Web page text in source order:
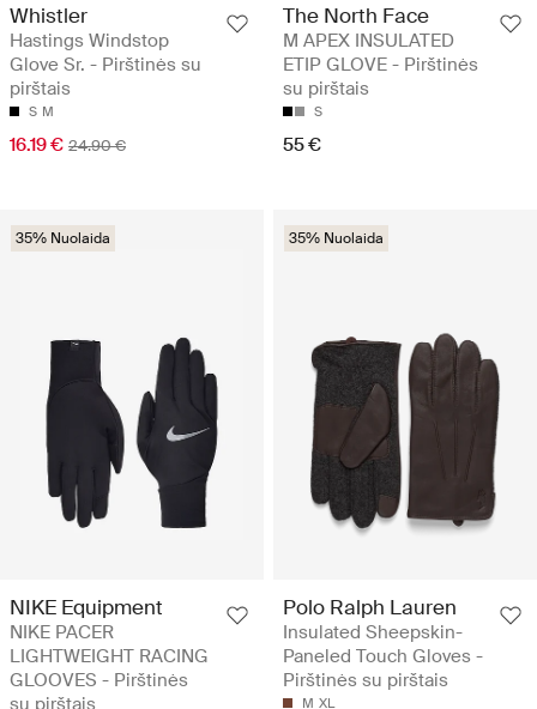
Whistler
Hastings Windstop
Glove Sr. - Pirštinės su
pirštais
S M
16.19 € 24.90 €
The North Face
M APEX INSULATED
ETIP GLOVE - Pirštinės
su pirštais
S
55 €
35% Nuolaida
NIKE Equipment
NIKE PACER
LIGHTWEIGHT RACING
GLOOVES - Pirštinės
35% Nuolaida
Polo Ralph Lauren
Insulated Sheepskin-
Paneled Touch Gloves -
Pirštinės su pirštais
M XL